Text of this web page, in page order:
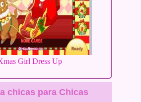
Girl Dress Up
chicas para Chicas